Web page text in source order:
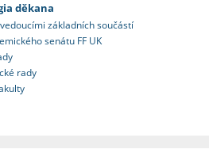
děkana
základních součástí
senátu FF UK
rady